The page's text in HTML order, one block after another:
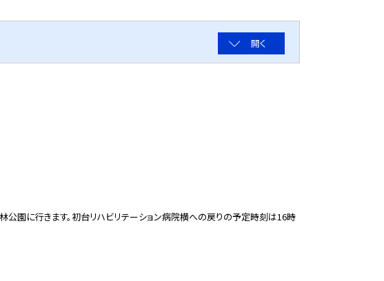
開く
園に行きます。初台リハビリテーション病院横への戻りの予定時刻は16時